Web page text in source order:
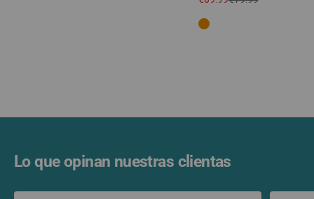
Lo que opinan nuestras clientas